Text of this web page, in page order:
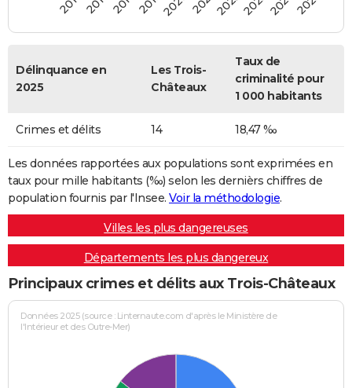
Délinquance en
2025
Les Trois-
Châteaux
Taux de
criminalité pour
1 000 habitants
Crimes et délits 14 18,47 ‰
Les données rapportées aux populations sont exprimées en
taux pour mille habitants (‰) selon les dernièrs chiffres de
population fournis par l'Insee. Voir la méthodologie.
Villes les plus dangereuses
Départements les plus dangereux
Principaux crimes et délits aux Trois-Châteaux
Données 2025 (source : Linternaute.com d'après le Ministère de
l'Intérieur et des Outre-Mer)